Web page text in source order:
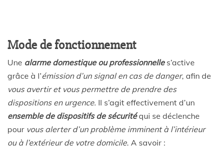
Mode de fonctionnement
Une alarme domestique ou professionnelles’active
grâce à l’émission d’un signal en cas de danger, afin de
vous avertir et vous permettre de prendre des
dispositions en urgence. Il s’agit effectivement d’un
ensemble de dispositifs de sécuritéqui se déclenche
pour vous alerter d’un problème imminent à l’intérieur
ou à l’extérieur de votre domicile. A savoir :